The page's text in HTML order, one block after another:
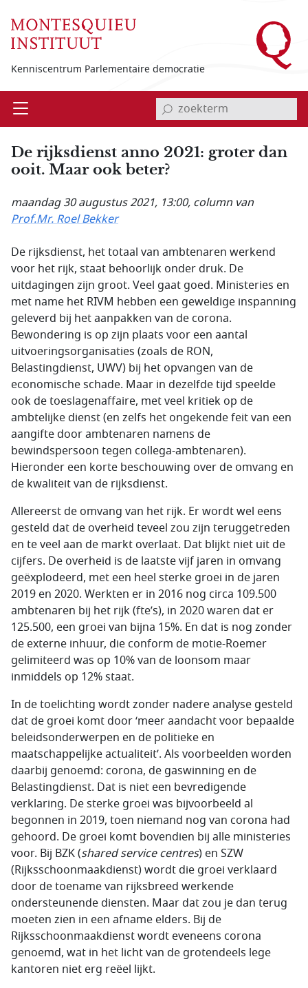
Kenniscentrum Parlementaire democratie
Open invoerveld zoekterm
De rijksdienst anno 2021: groter dan
ooit. Maar ook beter?
maandag 30 augustus 2021, 13:00, column van
Prof.Mr. Roel Bekker
De rijksdienst, het totaal van ambtenaren werkend
voor het rijk, staat behoorlijk onder druk. De
uitdagingen zijn groot. Veel gaat goed. Ministeries en
met name het RIVM hebben een geweldige inspanning
geleverd bij het aanpakken van de corona.
Bewondering is op zijn plaats voor een aantal
uitvoeringsorganisaties (zoals de RON,
Belastingdienst, UWV) bij het opvangen van de
economische schade. Maar in dezelfde tijd speelde
ook de toeslagenaffaire, met veel kritiek op de
ambtelijke dienst (en zelfs het ongekende feit van een
aangifte door ambtenaren namens de
bewindspersoon tegen collega-ambtenaren).
Hieronder een korte beschouwing over de omvang en
de kwaliteit van de rijksdienst.
Allereerst de omvang van het rijk. Er wordt wel eens
gesteld dat de overheid teveel zou zijn teruggetreden
en te veel aan de markt overlaat. Dat blijkt niet uit de
cijfers. De overheid is de laatste vijf jaren in omvang
geëxplodeerd, met een heel sterke groei in de jaren
2019 en 2020. Werkten er in 2016 nog circa 109.500
ambtenaren bij het rijk (fte’s), in 2020 waren dat er
125.500, een groei van bijna 15%. En dat is nog zonder
de externe inhuur, die conform de motie-Roemer
gelimiteerd was op 10% van de loonsom maar
inmiddels op 12% staat.
In de toelichting wordt zonder nadere analyse gesteld
dat de groei komt door ‘meer aandacht voor bepaalde
beleidsonderwerpen en de politieke en
maatschappelijke actualiteit’. Als voorbeelden worden
daarbij genoemd: corona, de gaswinning en de
Belastingdienst. Dat is niet een bevredigende
verklaring. De sterke groei was bijvoorbeeld al
begonnen in 2019, toen niemand nog van corona had
gehoord. De groei komt bovendien bij alle ministeries
voor. Bij BZK (shared service centres) en SZW
(Rijksschoonmaakdienst) wordt die groei verklaard
door de toename van rijksbreed werkende
ondersteunende diensten. Maar dat zou je dan terug
moeten zien in een afname elders. Bij de
Rijksschoonmaakdienst wordt eveneens corona
genoemd, wat in het licht van de grotendeels lege
kantoren niet erg reëel lijkt.